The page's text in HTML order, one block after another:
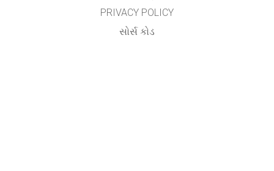
PRIVACY POLICY
સોર્સ કોડ